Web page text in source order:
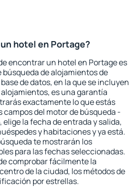
hotel en Portage?
encontrar un hotel en Portage es
de alojamientos de
de datos, en la que se incluyen
es una garantía
exactamente lo que estás
campos del motor de búsqueda -
la fecha de entrada y salida,
y habitaciones y ya está.
te mostrarán los
para las fechas seleccionadas.
comprobar fácilmente la
de la ciudad, los métodos de
por estrellas.